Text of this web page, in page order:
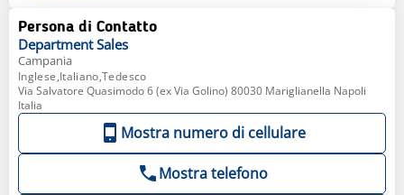
Persona di Contatto
Department Sales
Campania
Inglese,Italiano,Tedesco
Via Salvatore Quasimodo 6 (ex Via Golino) 80030 Mariglianella Napoli
Italia
Mostra numero di cellulare
Mostra telefono